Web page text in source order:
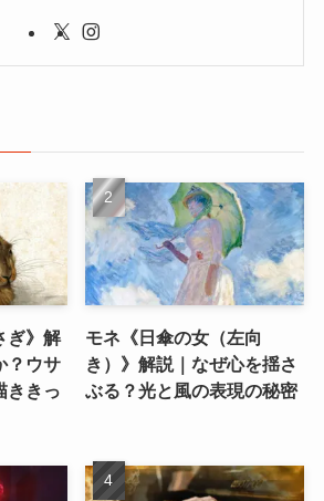
ぎ》解
？ウサ
ききっ
モネ《日傘の女（左向
き）》解説｜なぜ心を揺さ
ぶる？光と風の表現の秘密